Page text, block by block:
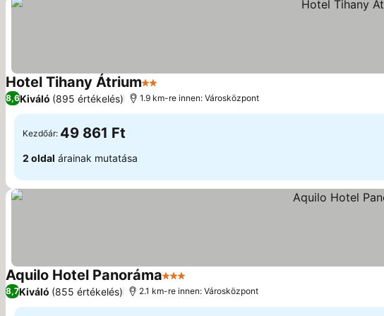
Hotel Tihany Átrium2 Kategória
8,6Kiváló (895 értékelés) 1.9 km-re innen: Városközpont
Kezdőár: 49 861 Ft
2 oldal árainak mutatása
Aquilo Hotel Panoráma3 Kategória
8,7Kiváló (855 értékelés) 2.1 km-re innen: Városközpont